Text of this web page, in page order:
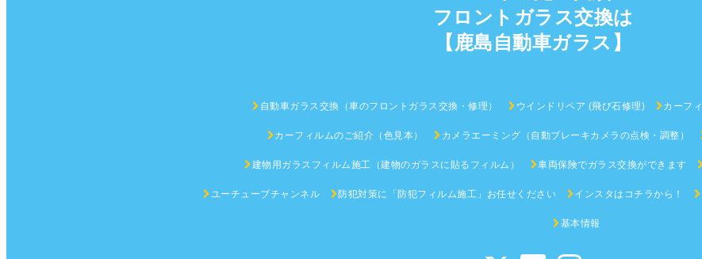
フロントガラス交換は
【鹿島自動車ガラス】
自動車ガラス交換（車のフロントガラス交換・修理） ウインドリペア (飛び石修理) カーフ
カーフィルムのご紹介（色見本） カメラエーミング（自動ブレーキカメラの点検・調整）
建物用ガラスフィルム施工（建物のガラスに貼るフィルム） 車両保険でガラス交換ができます
ユーチューブチャンネル 防犯対策に「防犯フィルム施工」お任せください インスタはコチラから！
基本情報